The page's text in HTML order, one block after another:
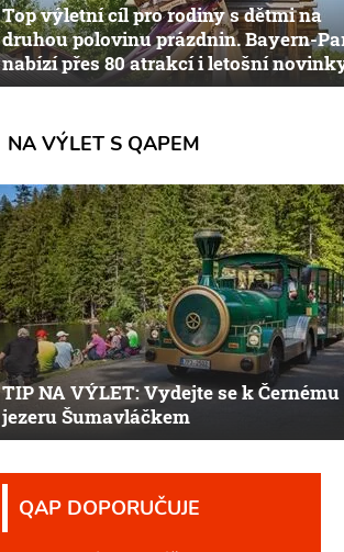
Top výletní cíl pro rodiny s dětmi na
druhou polovinu prázdnin. Bayern-
nabízí přes 80 atrakcí i letošní
NA VÝLET S QAPEM
TIP NA VÝLET: Vydejte se k Černému
jezeru Šumavláčkem
QAP DOPORUČUJE